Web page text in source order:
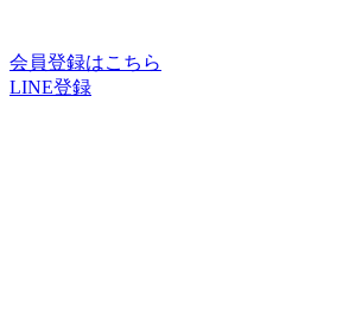
会員登録はこちら
LINE登録